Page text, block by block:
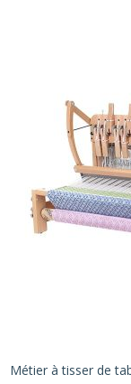
Métier à tisser de